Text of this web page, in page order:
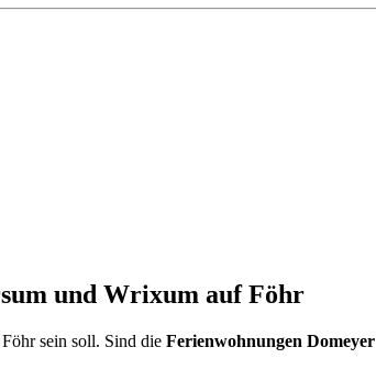
und Wrixum auf Föhr
sein soll. Sind die Ferienwohnungen Domeyer